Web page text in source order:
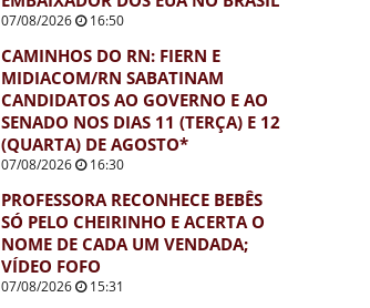
07/08/2026 16:50
CAMINHOS DO RN: FIERN E
MIDIACOM/RN SABATINAM
CANDIDATOS AO GOVERNO E AO
SENADO NOS DIAS 11 (TERÇA) E 12
(QUARTA) DE AGOSTO*
07/08/2026 16:30
PROFESSORA RECONHECE BEBÊS
SÓ PELO CHEIRINHO E ACERTA O
NOME DE CADA UM VENDADA;
VÍDEO FOFO
07/08/2026 15:31